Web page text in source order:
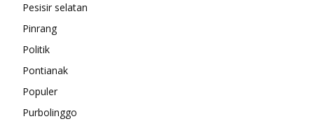
Pesisir selatan
Pinrang
Politik
Pontianak
Populer
Purbolinggo